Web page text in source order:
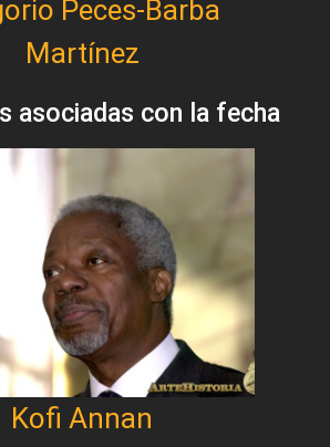
Peces-Barba
Martínez
asociadas con la fecha
Kofi Annan